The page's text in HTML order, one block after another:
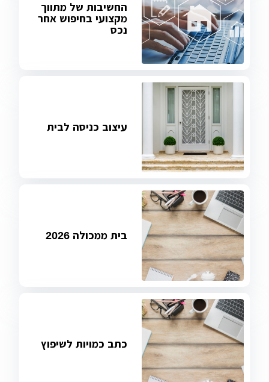
החשיבות של מתווך
מקצועי בחיפוש אחר
נכס
עיצוב כניסה לבית
בית ממכולה 2026
כתב כמויות לשיפוץ